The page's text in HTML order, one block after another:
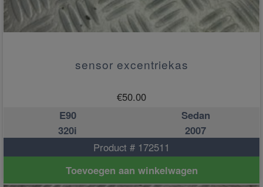
sensor excentriekas
€50.00
E90
Sedan
320i
2007
Product # 172511
Toevoegen aan winkelwagen